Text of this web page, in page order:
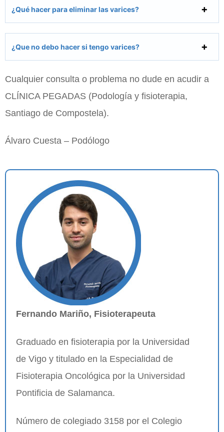
¿Qué hacer para eliminar las varices?
¿Que no debo hacer si tengo varices?
Cualquier consulta o problema no dude en acudir a
CLÍNICA PEGADAS (Podología y fisioterapia,
Santiago de Compostela).
Álvaro Cuesta – Podólogo
Fernando Mariño, Fisioterapeuta
Graduado en fisioterapia por la Universidad
de Vigo y titulado en la Especialidad de
Fisioterapia Oncológica por la Universidad
Pontificia de Salamanca.
Número de colegiado 3158 por el Colegio